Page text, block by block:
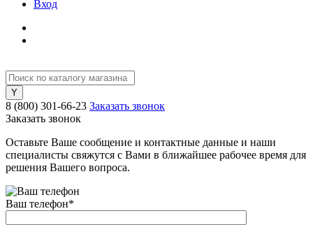
Вход
8 (800) 301-66-23 Заказать звонок
Заказать звонок
Оставьте Ваше сообщение и контактные данные и наши
специалисты свяжутся с Вами в ближайшее рабочее время для
решения Вашего вопроса.
Ваш телефон*